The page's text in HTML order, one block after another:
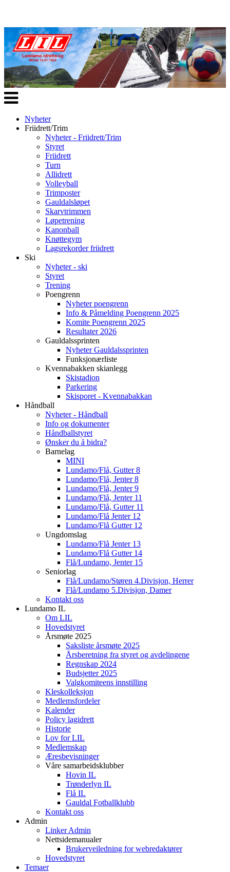
Veksle
navigasjon
Nyheter
Friidrett/Trim
Nyheter - Friidrett/Trim
Styret
Friidrett
Turn
Allidrett
Volleyball
Trimposter
Gauldalsløpet
Skarvtrimmen
Løpetrening
Kanonball
Knøttegym
Lagsrekorder friidrett
Ski
Nyheter - ski
Styret
Trening
Poengrenn
Nyheter poengrenn
Info & Påmelding Poengrenn 2025
Komite Poengrenn 2025
Resultater 2026
Gauldalssprinten
Nyheter Gauldalssprinten
Funksjonærliste
Kvennabakken skianlegg
Skistadion
Parkering
Skisporet - Kvennabakkan
Håndball
Nyheter - Håndball
Info og dokumenter
Håndballstyret
Ønsker du å bidra?
Barnelag
MINI
Lundamo/Flå, Gutter 8
Lundamo/Flå, Jenter 8
Lundamo/Flå, Jenter 9
Lundamo/Flå, Jenter 11
Lundamo/Flå, Gutter 11
Lundamo/Flå Jenter 12
Lundamo/Flå Gutter 12
Ungdomslag
Lundamo/Flå Jenter 13
Lundamo/Flå Gutter 14
Flå/Lundamo, Jenter 15
Seniorlag
Flå/Lundamo/Støren 4.Divisjon, Herrer
Flå/Lundamo 5.Divisjon, Damer
Kontakt oss
Lundamo IL
Om LIL
Hovedstyret
Årsmøte 2025
Saksliste årsmøte 2025
Årsberetning fra styret og avdelingene
Regnskap 2024
Budsjetter 2025
Valgkomiteens innstilling
Kleskolleksjon
Medlemsfordeler
Kalender
Policy lagidrett
Historie
Lov for LIL
Medlemskap
Æresbevisninger
Våre samarbeidsklubber
Hovin IL
Trønderlyn IL
Flå IL
Gauldal Fotballklubb
Kontakt oss
Admin
Linker Admin
Nettsidemanualer
Brukerveiledning for webredaktører
Hovedstyret
Temaer